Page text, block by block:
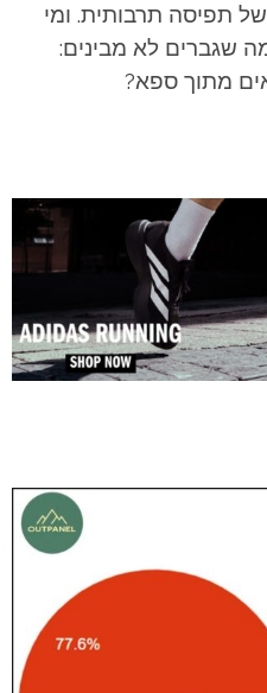
של תפיסה תרבותית. ומי
שגברים לא מבינים:
מתוך ספא?